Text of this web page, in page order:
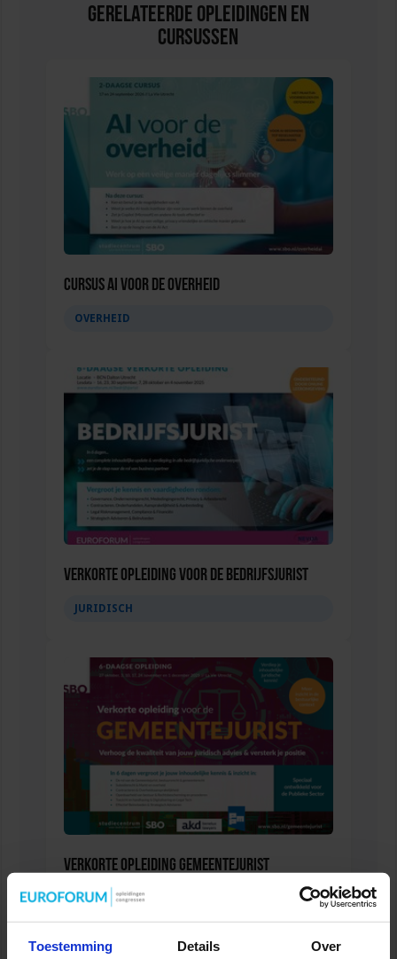
Toestemming Details Over
Gerelateerde Opleidingen en
Cursussen
Cursus AI voor de overheid
OVERHEID
Verkorte opleiding voor de Bedrijfsjurist
JURIDISCH
Verkorte Opleiding Gemeentejurist
OVERHEID